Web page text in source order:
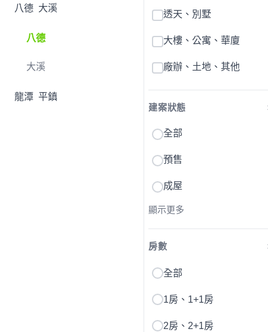
八德 大溪
八德
大溪
龍潭 平鎮
透天、別墅
大樓、公寓、華廈
廠辦、土地、其他
建案狀態
全部
預售
成屋
顯示更多
房數
全部
1房、1+1房
2房、2+1房